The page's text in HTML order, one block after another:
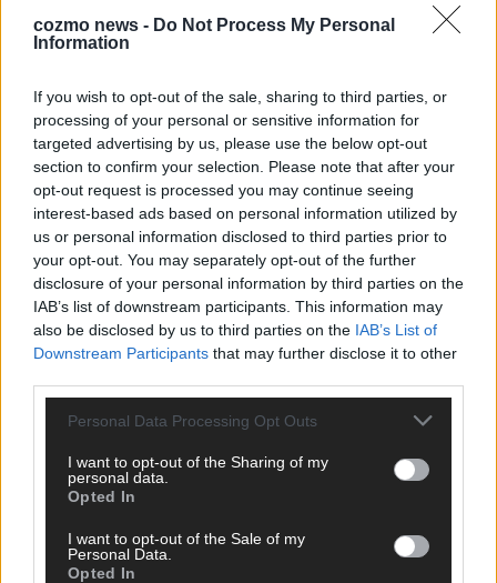
cozmo news - Do Not Process My Personal
Information
If you wish to opt-out of the sale, sharing to third parties, or
processing of your personal or sensitive information for
targeted advertising by us, please use the below opt-out
section to confirm your selection. Please note that after your
opt-out request is processed you may continue seeing
interest-based ads based on personal information utilized by
us or personal information disclosed to third parties prior to
your opt-out. You may separately opt-out of the further
disclosure of your personal information by third parties on the
IAB’s list of downstream participants. This information may
also be disclosed by us to third parties on the IAB’s List of
Downstream Participants that may further disclose it to other
Personal Data Processing Opt Outs
I want to opt-out of the Sharing of my
personal data.
Opted In
I want to opt-out of the Sale of my
Personal Data.
Opted In
ESC 2026: Ein Sieger, der klar überzeugt – und
eine Debatte, die nicht aufhört
Mai 2026
EUROVISION
große Abschlussbild aus Wien
Mai 2026
EUROVISION
Das Papierboot kommt aus Basel: JJ eröffnet das ESC-
Finale in Wien – alle Show-Highlights
Mai 2026